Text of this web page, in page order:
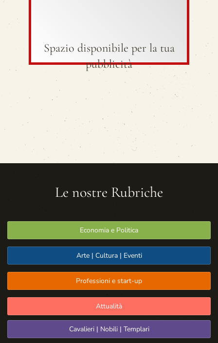
Spazio disponibile per la tua
pubblicità
Le nostre Rubriche
Economia e Politica
Arte | Cultura | Eventi
Professioni e start-up
Attualità
Cavalieri | Nobili | Templari